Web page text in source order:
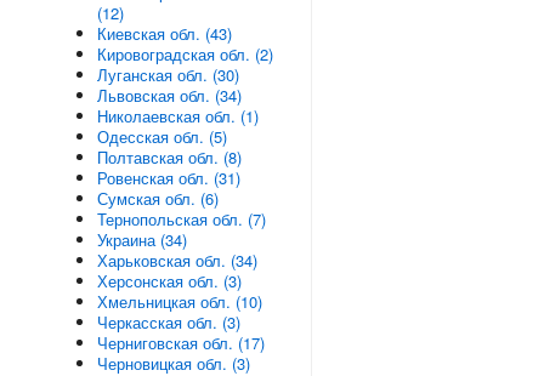
(12)
Киевская обл. (43)
Кировоградская обл. (2)
Луганская обл. (30)
Львовская обл. (34)
Николаевская обл. (1)
Одесская обл. (5)
Полтавская обл. (8)
Ровенская обл. (31)
Сумская обл. (6)
Тернопольская обл. (7)
Украина (34)
Харьковская обл. (34)
Херсонская обл. (3)
Хмельницкая обл. (10)
Черкасская обл. (3)
Черниговская обл. (17)
Черновицкая обл. (3)